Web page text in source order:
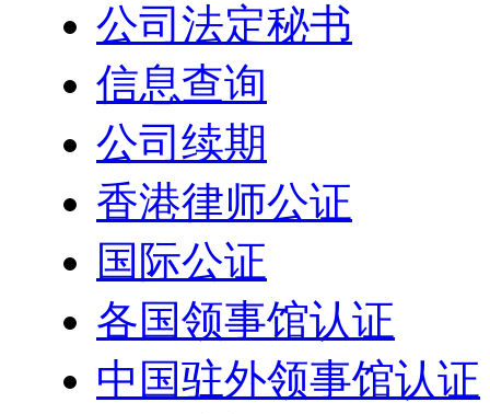
公司法定秘书
信息查询
公司续期
香港律师公证
国际公证
各国领事馆认证
中国驻外领事馆认证